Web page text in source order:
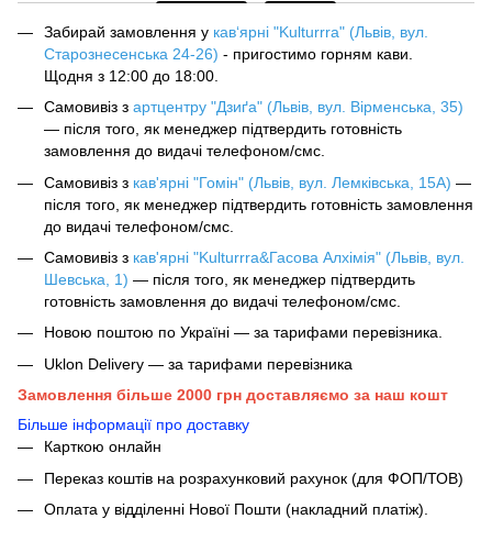
Забирай замовлення у кав‘ярні "Kulturrra" (Львів, вул.
Старознесенська 24-26) - пригостимо горням кави.
Щодня з 12:00 до 18:00.
Самовивіз з артцентру "Дзиґа" (Львів, вул. Вірменська, 35)
— після того, як менеджер підтвердить готовність
замовлення до видачі телефоном/смс.
Самовивіз з кав'ярні "Гомін" (Львів, вул. Лемківська, 15А) —
після того, як менеджер підтвердить готовність замовлення
до видачі телефоном/смс.
Самовивіз з кав'ярні "Kulturrra&Гасова Алхімія" (Львів, вул.
Шевська, 1) — після того, як менеджер підтвердить
готовність замовлення до видачі телефоном/смс.
Новою поштою по Україні — за тарифами перевізника.
Uklon Delivery — за тарифами перевізника
Замовлення більше 2000 грн доставляємо за наш кошт
Більше інформації про доставку
Карткою онлайн
Переказ коштів на розрахунковий рахунок (для ФОП/ТОВ)
Оплата у відділенні Нової Пошти (накладний платіж).